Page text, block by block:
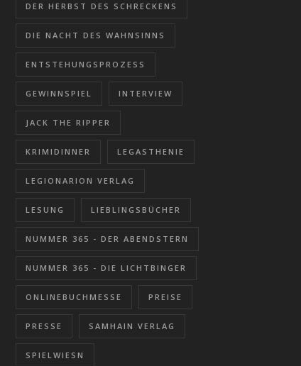
DER HERBST DES SCHRECKENS
DIE NACHT DES WAHNSINNS
ENTSTEHUNGSPROZESS
GEWINNSPIEL INTERVIEW
JACK THE RIPPER
KRIMIDINNER LEGASTHENIE
LEGIONARION VERLAG
LESUNG LIEBLINGSBÜCHER
NUMMER 365 - DER ABENDSTERN
NUMMER 365 - DIE LICHTBINGER
ONLINEBUCHMESSE PREISE
PRESSE SAMHAIN VERLAG
SPIELWIESN